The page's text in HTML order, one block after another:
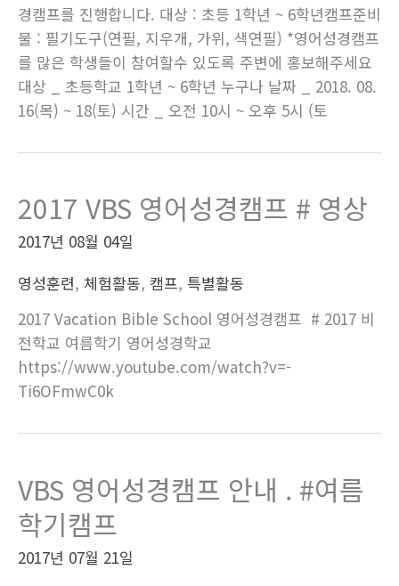
경캠프를 진행합니다. 대상 : 초등 1학년 ~ 6학년캠프준비
물 : 필기도구(연필, 지우개, 가위, 색연필) *영어성경캠프
를 많은 학생들이 참여할수 있도록 주변에 홍보해주세요
대상 _ 초등학교 1학년 ~ 6학년 누구나 날짜 _ 2018. 08.
16(목) ~ 18(토) 시간 _ 오전 10시 ~ 오후 5시 (토
2017 VBS 영어성경캠프 # 영상
2017년 08월 04일
영성훈련, 체험활동, 캠프, 특별활동
2017 Vacation Bible School 영어성경캠프 # 2017 비
전학교 여름학기 영어성경학교
https://www.youtube.com/watch?v=-
Ti6OFmwC0k
VBS 영어성경캠프 안내 . #여름
학기캠프
2017년 07월 21일